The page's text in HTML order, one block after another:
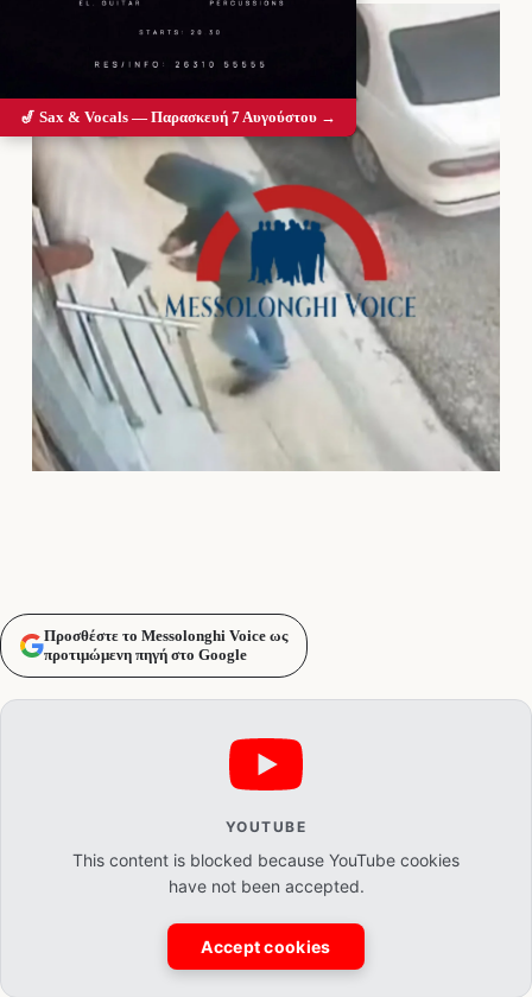
Προσθέστε το Messolonghi Voice ως
προτιμώμενη πηγή στο Google
YOUTUBE
This content is blocked because YouTube cookies
have not been accepted.
Accept cookies
🎷 Sax & Vocals — Παρασκευή 7 Αυγούστου →